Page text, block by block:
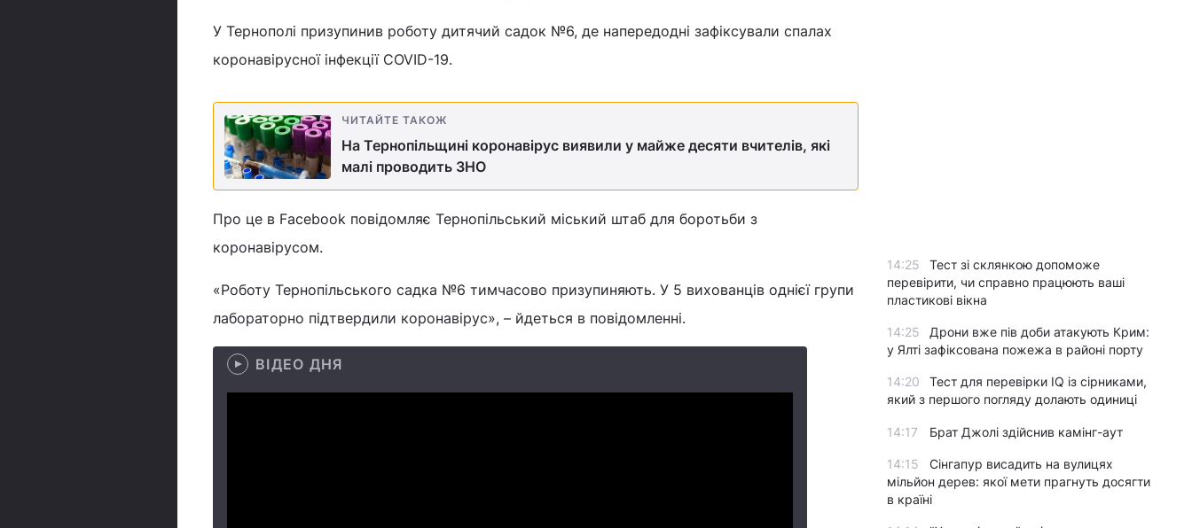
У Тернополі призупинив роботу дитячий садок №6, де напередодні зафіксували спалах
коронавірусної інфекції COVID-19.
ЧИТАЙТЕ ТАКОЖ
На Тернопільщині коронавірус виявили у майже десяти вчителів, які
малі проводить ЗНО
Про це в Facebook повідомляє Тернопільський міський штаб для боротьби з
коронавірусом.
«Роботу Тернопільського садка №6 тимчасово призупиняють. У 5 вихованців однієї групи
лабораторно підтвердили коронавірус», – йдеться в повідомленні.
ВІДЕО ДНЯ
14:25
Тест зі склянкою допоможе
перевірити, чи справно працюють ваші
пластикові вікна
14:25
Дрони вже пів доби атакують Крим:
у Ялті зафіксована пожежа в районі порту
14:20
Тест для перевірки IQ із сірниками,
який з першого погляду долають одиниці
14:17 Брат Джолі здійснив камінг-аут
14:15
Сінгапур висадить на вулицях
мільйон дерев: якої мети прагнуть досягти
в країні